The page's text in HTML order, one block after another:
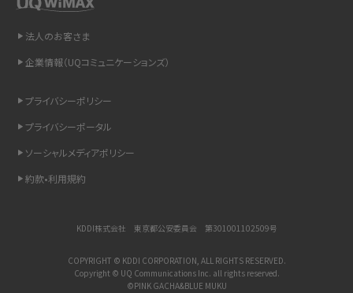
「iPhoneを探す」の使い方と設定方法を紹介！ブラウザやアプリから探す方法を
Wi-Fiを快適に使うための速度はどれくらい？用途別の目安・回線ごとの平均を
着信拒否とは？設定方法やブロックした番号の確認方法を解説
iCloudとは？バックアップ設定方法や空き容量が足りない時の対処法を紹介
ASMRとは？意味や動画の種類、楽しみ方を紹介
法人のお客さま
企業情報（UQコミュニケーションズ）
プライバシーポリシー
プライバシーポータル
ソーシャルメディアポリシー
約款•利用規約
KDDI株式会社 東京都公安委員会 第301001102509号
COPYRIGHT © KDDI CORPORATION, ALL RIGHTS RESERVED.
Copyright © UQ Communications Inc. all rights reserved.
©PINK GACHA&BLUE MUKU